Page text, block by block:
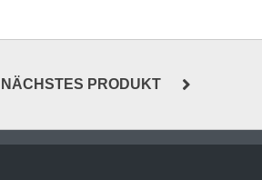
NÄCHSTES PRODUKT